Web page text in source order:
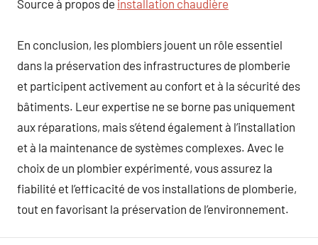
Source à propos de installation chaudière
En conclusion, les plombiers jouent un rôle essentiel
dans la préservation des infrastructures de plomberie
et participent activement au confort et à la sécurité des
bâtiments. Leur expertise ne se borne pas uniquement
aux réparations, mais s’étend également à l’installation
et à la maintenance de systèmes complexes. Avec le
choix de un plombier expérimenté, vous assurez la
fiabilité et l’efficacité de vos installations de plomberie,
tout en favorisant la préservation de l’environnement.